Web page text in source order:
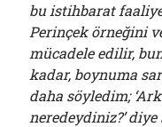
bu istihbarat
Perinçek örneğini
mücadele edilir,
kadar, boynuma
daha söyledim;
neredeydiniz?’